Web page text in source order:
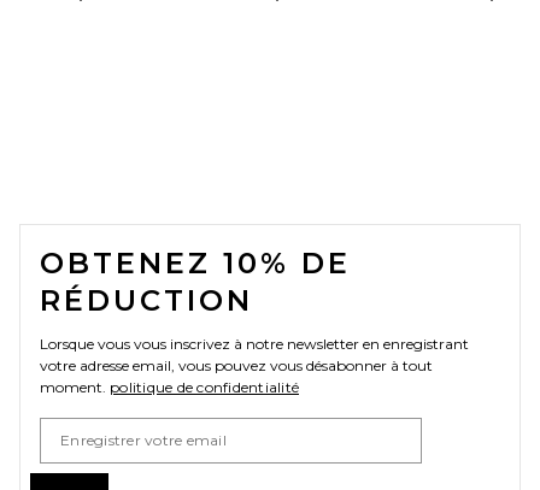
FOOTER
OBTENEZ 10% DE
RÉDUCTION
Lorsque vous vous inscrivez à notre newsletter en enregistrant
votre adresse email, vous pouvez vous désabonner à tout
moment. politique de confidentialité